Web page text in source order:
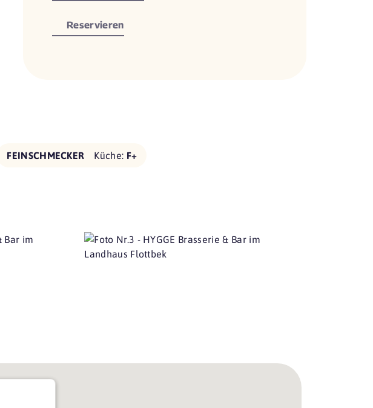
Reservieren
FEINSCHMECKER Küche: F+